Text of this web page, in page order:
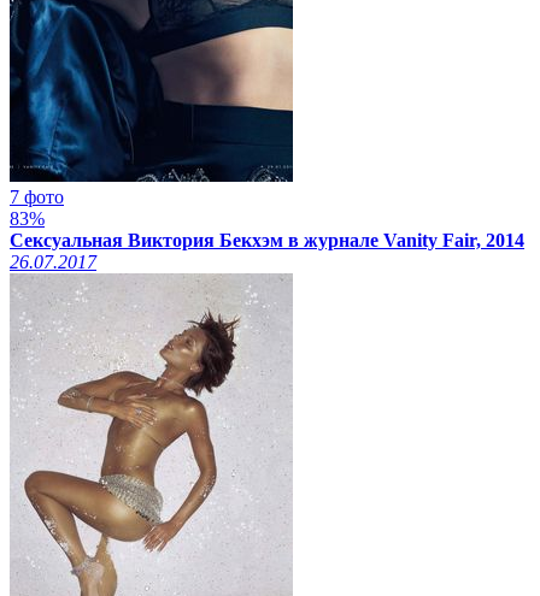
7 фото
83%
Сексуальная Виктория Бекхэм в журнале Vanity Fair, 2014
26.07.2017